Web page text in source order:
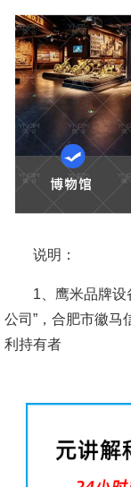
说明：
1、鹰米品牌设
公司”， 合肥市徽马
利持有者